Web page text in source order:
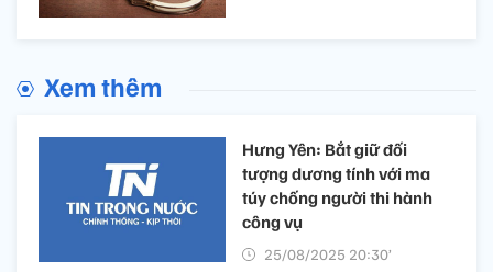
Xem thêm
Hưng Yên: Bắt giữ đối
tượng dương tính với ma
túy chống người thi hành
công vụ
25/08/2025 20:30’